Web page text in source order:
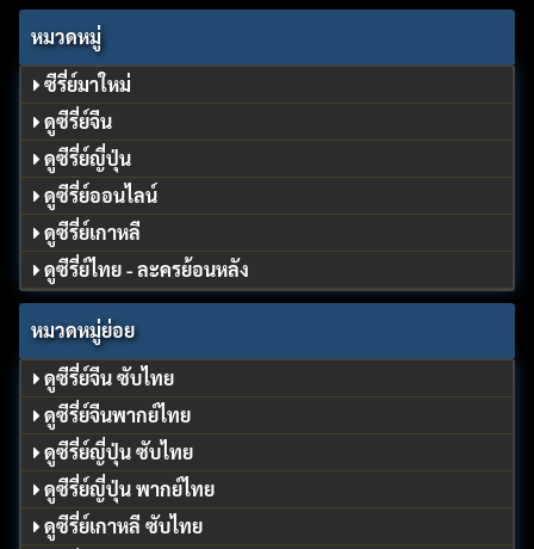
หมวดหมู่
ซีรี่ย์มาใหม่
ดูซีรี่ย์จีน
ดูซีรี่ย์ญี่ปุ่น
ดูซีรี่ย์ออนไลน์
ดูซีรี่ย์เกาหลี
ดูซีรี่ย์ไทย - ละครย้อนหลัง
หมวดหมู่ย่อย
ดูซีรี่ย์จีน ซับไทย
ดูซีรี่ย์จีนพากย์ไทย
ดูซีรี่ย์ญี่ปุ่น ซับไทย
ดูซีรี่ย์ญี่ปุ่น พากย์ไทย
ดูซีรี่ย์เกาหลี ซับไทย